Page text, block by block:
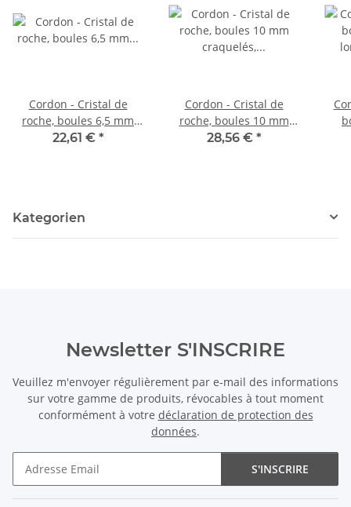
Cordon - Cristal de
roche, boules 6,5 mm
craquelées, longueur 39
22,61 € *
Cordon - Cristal de
roche, boules 10 mm
craquelés, longueur 40
28,56 € *
Kategorien
Newsletter S'INSCRIRE
Veuillez m'envoyer régulièrement par e-mail des informations
sur votre gamme de produits, révocables à tout moment
conformément à votre déclaration de protection des
données.
S'INSCRIRE